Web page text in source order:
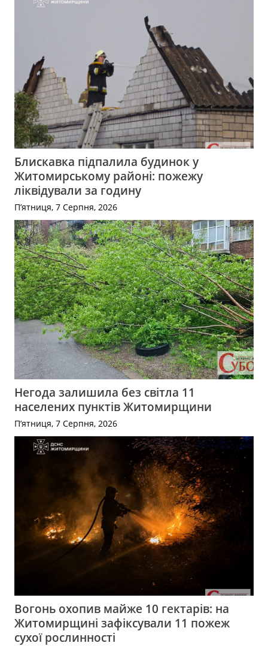
Блискавка підпалила будинок у
Житомирському районі: пожежу
ліквідували за годину
П’ятниця, 7 Серпня, 2026
Негода залишила без світла 11
населених пунктів Житомирщини
П’ятниця, 7 Серпня, 2026
Вогонь охопив майже 10 гектарів: на
Житомирщині зафіксували 11 пожеж
сухої рослинності